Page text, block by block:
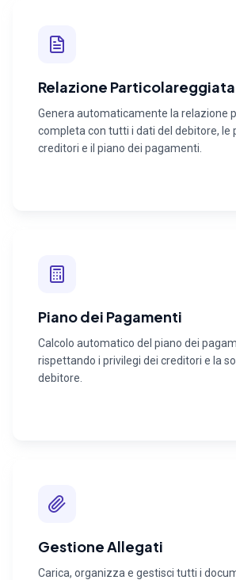
Relazione Particolareggiata
Genera automaticamente la relazione
completa con tutti i dati del debitore, le
creditori e il piano dei pagamenti.
Piano dei Pagamenti
Calcolo automatico del piano dei
rispettando i privilegi dei creditori e la
debitore.
Gestione Allegati
Carica, organizza e gestisci tutti i